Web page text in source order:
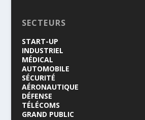
SECTEURS
START-UP
INDUSTRIEL
MÉDICAL
AUTOMOBILE
SÉCURITÉ
AÉRONAUTIQUE
DÉFENSE
TÉLÉCOMS
GRAND PUBLIC